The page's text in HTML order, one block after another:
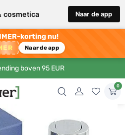
cosmetica Naar de app
korting nu!
Naar de app
boven 95 EUR
0